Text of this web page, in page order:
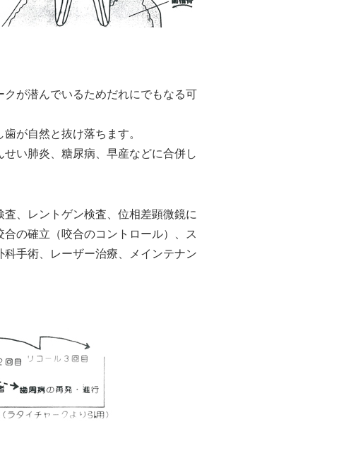
が潜んでいるためだれにでもなる可
が自然と抜け落ちます。
い肺炎、糖尿病、早産などに合併し
、レントゲン検査、位相差顕微鏡に
の確立（咬合のコントロール）、ス
手術、レーザー治療、メインテナン